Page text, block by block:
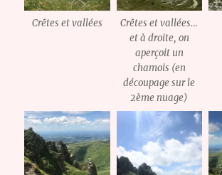
Crêtes et vallées
Crêtes et vallées…
et à droite, on
aperçoit un
chamois (en
découpage sur le
2ème nuage)